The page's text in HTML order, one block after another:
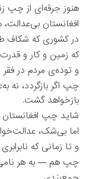
هنوز جرقه‌ای از چپ
افغانستانِ
در کشوری که شکاف
که زمین و کار و
و توده‌ی مردم در
چپ اگر بازگردد، نه
بازخواهد گشت.
شاید چپ افغانستان
اما بی‌شک،
و تا زمانی که
چپ هم — به هر